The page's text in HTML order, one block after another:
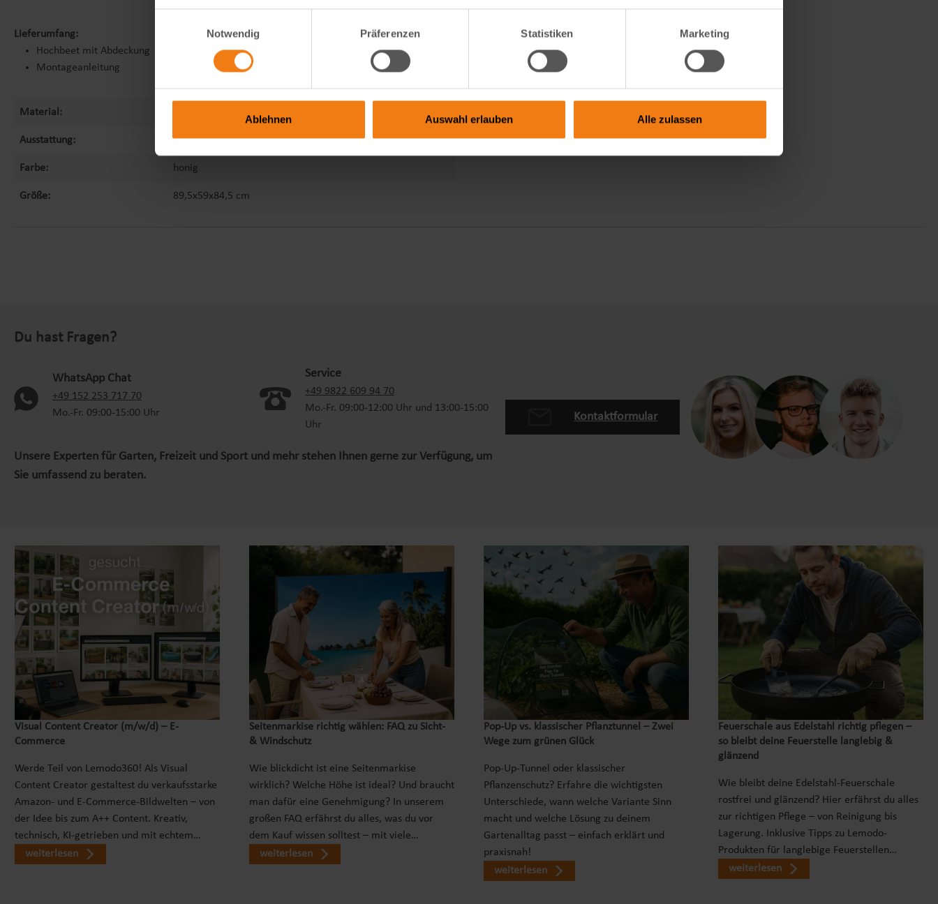
Notwendig
Präferenzen Statistiken Marketing
Ablehnen Auswahl erlauben Alle zulassen
Lieferumfang:
Hochbeet mit Abdeckung
Montageanleitung
Material:
Ausstattung: Hochbeet mit Abdeckung
Farbe: honig
Größe: 89,5x59x84,5 cm
Du hast Fragen?
WhatsApp Chat
+49 152 253 717 70
Mo.-Fr. 09:00-15:00 Uhr
Service
+49 9822 609 94 70
Mo.-Fr. 09:00-12:00 Uhr und 13:00-15:00
Uhr
Unsere Experten für Garten, Freizeit und Sport und mehr stehen Ihnen gerne zur Verfügung, um
Sie umfassend zu beraten.
Kontaktformular
Visual Content Creator (m/w/d) – E-
Commerce
Werde Teil von Lemodo360! Als Visual
Content Creator gestaltest du verkaufsstarke
Amazon- und E-Commerce-Bildwelten – von
der Idee bis zum A++ Content. Kreativ,
technisch, KI-getrieben und mit echtem…
weiterlesen
Seitenmarkise richtig wählen: FAQ zu Sicht-
& Windschutz
Wie blickdicht ist eine Seitenmarkise
wirklich? Welche Höhe ist ideal? Und braucht
man dafür eine Genehmigung? In unserem
großen FAQ erfährst du alles, was du vor
dem Kauf wissen solltest – mit viele…
weiterlesen
Pop‑Up vs. klassischer Pflanztunnel – Zwei
Wege zum grünen Glück
Pop-Up-Tunnel oder klassischer
Pflanzenschutz? Erfahre die wichtigsten
Unterschiede, wann welche Variante Sinn
macht und welche Lösung zu deinem
Gartenalltag passt – einfach erklärt und
praxisnah!
weiterlesen
Feuerschale aus Edelstahl richtig pflegen –
so bleibt deine Feuerstelle langlebig &
glänzend
Wie bleibt deine Edelstahl-Feuerschale
rostfrei und glänzend? Hier erfährst du alles
zur richtigen Pflege – von Reinigung bis
Lagerung. Inklusive Tipps zu Lemodo-
Produkten für langlebige Feuerstellen…
weiterlesen